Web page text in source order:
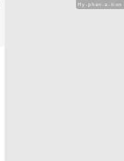
Hy-phen-a-tion